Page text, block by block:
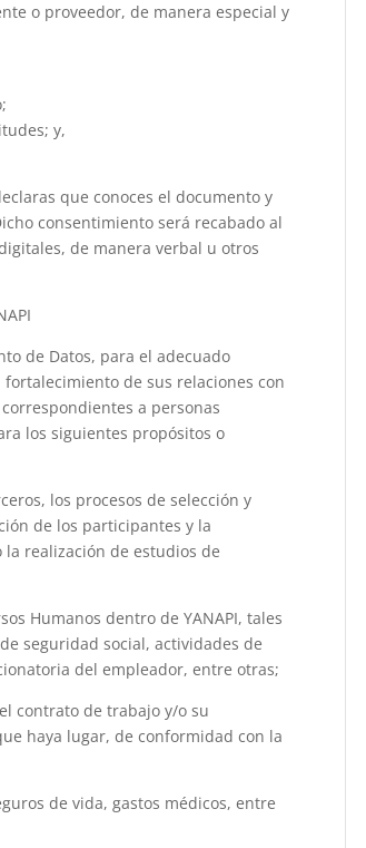
o proveedor, de manera especial y
y,
que conoces el documento y
consentimiento será recabado al
de manera verbal u otros
de Datos, para el adecuado
de sus relaciones con
a personas
los siguientes propósitos o
los procesos de selección y
de los participantes y la
realización de estudios de
Humanos dentro de YANAPI, tales
seguridad social, actividades de
del empleador, entre otras;
contrato de trabajo y/o su
haya lugar, de conformidad con la
de vida, gastos médicos, entre